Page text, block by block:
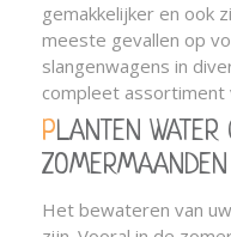
gemakkelijker en ook
meeste gevallen op
slangenwagens in
compleet assortiment
PLANTEN WATER GEVEN IN DE HETE
ZOMERMAANDEN
Het bewateren van